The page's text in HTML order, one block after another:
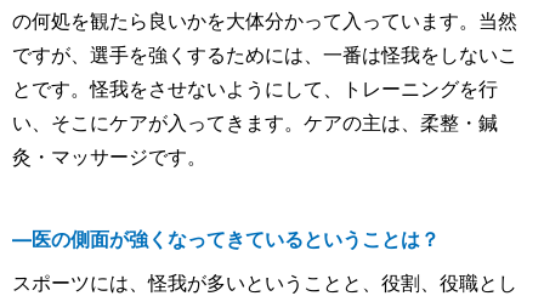
の何処を観たら良いかを大体分かって入っています。当然
ですが、選手を強くするためには、一番は怪我をしないこ
とです。怪我をさせないようにして、トレーニングを行
い、そこにケアが入ってきます。ケアの主は、柔整・鍼
灸・マッサージです。
―医の側面が強くなってきているということは？
スポーツには、怪我が多いということと、役割、役職とし